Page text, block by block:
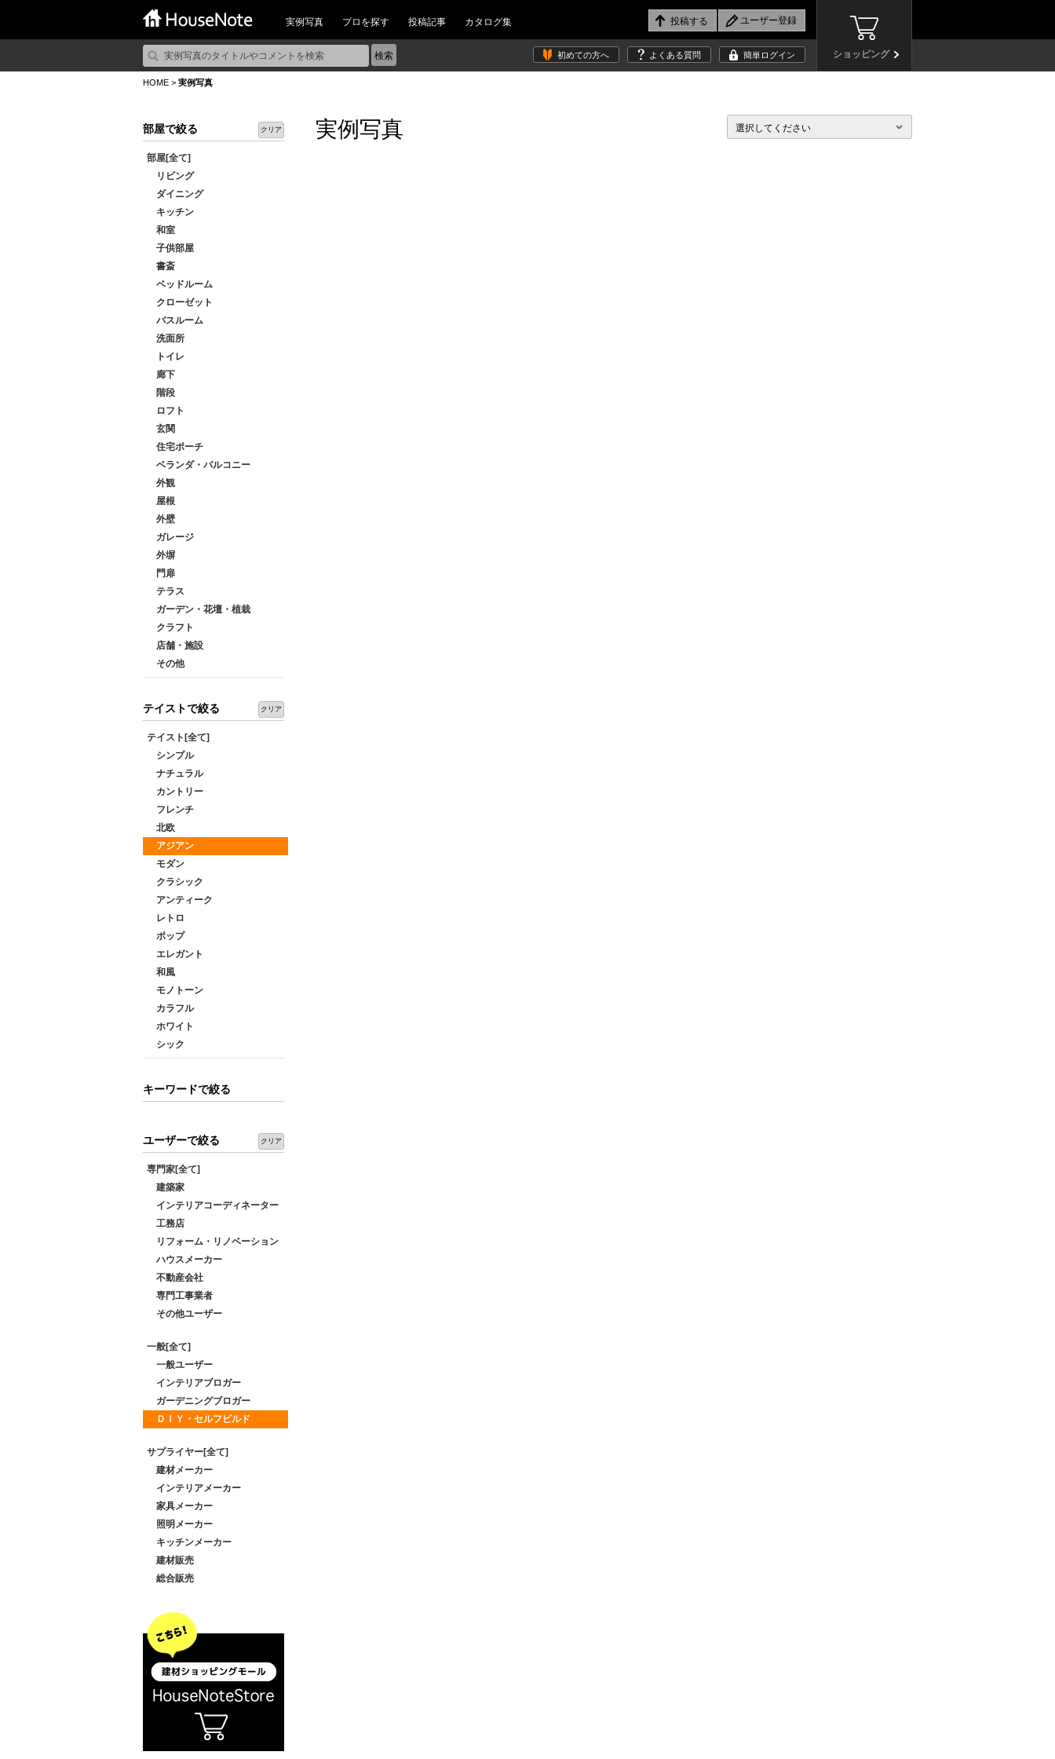
実例写真 プロを探す 投稿記事 カタログ集
ショッピング
初めての方へ よくある質問 簡単ログイン
HOME > 実例写真
部屋で絞る クリア
部屋[全て]
リビング
ダイニング
キッチン
和室
子供部屋
書斎
ベッドルーム
クローゼット
バスルーム
洗面所
トイレ
廊下
階段
ロフト
玄関
住宅ポーチ
ベランダ・バルコニー
外観
屋根
外壁
ガレージ
外塀
門扉
テラス
ガーデン・花壇・植栽
クラフト
店舗・施設
その他
テイストで絞る クリア
テイスト[全て]
シンプル
ナチュラル
カントリー
フレンチ
北欧
アジアン
モダン
クラシック
アンティーク
レトロ
ポップ
エレガント
和風
モノトーン
カラフル
ホワイト
シック
キーワードで絞る
ユーザーで絞る クリア
専門家[全て]
建築家
インテリアコーディネーター
工務店
リフォーム・リノベーション
ハウスメーカー
不動産会社
専門工事業者
その他ユーザー
一般[全て]
一般ユーザー
インテリアブロガー
ガーデニングブロガー
ＤＩＹ・セルフビルド
サプライヤー[全て]
建材メーカー
インテリアメーカー
家具メーカー
照明メーカー
キッチンメーカー
建材販売
総合販売
実例写真 選択してください